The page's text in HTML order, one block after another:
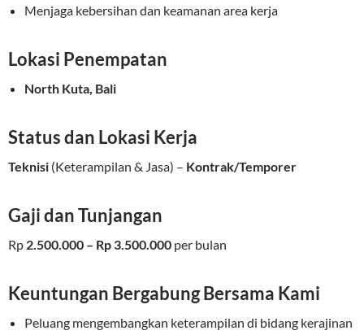
Menjaga kebersihan dan keamanan area kerja
Lokasi Penempatan
North Kuta, Bali
Status dan Lokasi Kerja
Teknisi (Keterampilan & Jasa) – Kontrak/Temporer
Gaji dan Tunjangan
Rp 2.500.000 – Rp 3.500.000 per bulan
Keuntungan Bergabung Bersama Kami
Peluang mengembangkan keterampilan di bidang kerajinan